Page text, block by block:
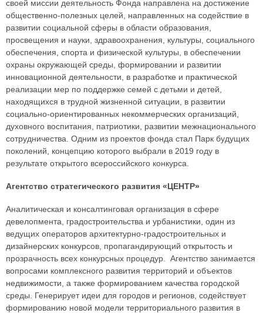
своей миссии деятельность Фонда направлена на достижение
общественно-полезных целей, направленных на содействие в
развитии социальной сферы в области образования,
просвещения и науки, здравоохранения, культуры, социального
обеспечения, спорта и физической культуры, в обеспечении
охраны окружающей среды, формировании и развитии
инновационной деятельности, в разработке и практической
реализации мер по поддержке семей с детьми и детей,
находящихся в трудной жизненной ситуации, в развитии
социально-ориентированных некоммерческих организаций,
духовного воспитания, патриотики, развитии межнационального
сотрудничества. Одним из проектов фонда стал Парк будущих
поколений, концепцию которого выбрали в 2019 году в
результате открытого всероссийского конкурса.
Агентство стратегического развития «ЦЕНТР»
Аналитическая и консалтинговая организация в сфере
девелопмента, градостроительства и урбанистики, один из
ведущих операторов архитектурно-градостроительных и
дизайнерских конкурсов, пропагандирующий открытость и
прозрачность всех конкурсных процедур. Агентство занимается
вопросами комплексного развития территорий и объектов
недвижимости, а также формированием качества городской
среды. Генерирует идеи для городов и регионов, содействует
формированию новой модели территориального развития в